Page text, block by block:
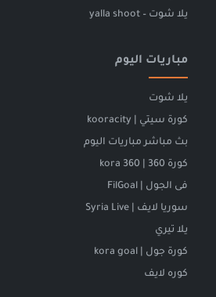
يلا شوت – yalla shoot
مباريات اليوم
يلا شوت
كورة سيتي | kooracity
بث مباشر مباريات اليوم
كورة 360 | kora 360
فى الجول | FilGoal
سوريا لايف | Syria Live
يلا تيري
كورة جول | kora goal
كوره لايف